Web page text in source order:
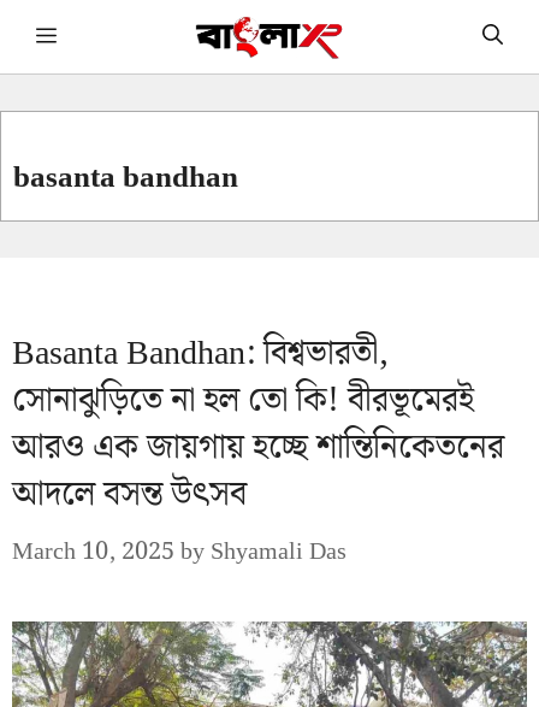
Skip Menu
basanta bandhan
Basanta Bandhan: বিশ্বভারতী,
সোনাঝুড়িতে না হল তো কি! বীরভূমেরই
আরও এক জায়গায় হচ্ছে শান্তিনিকেতনের
আদলে বসন্ত উৎসব
March 10, 2025byShyamali Das